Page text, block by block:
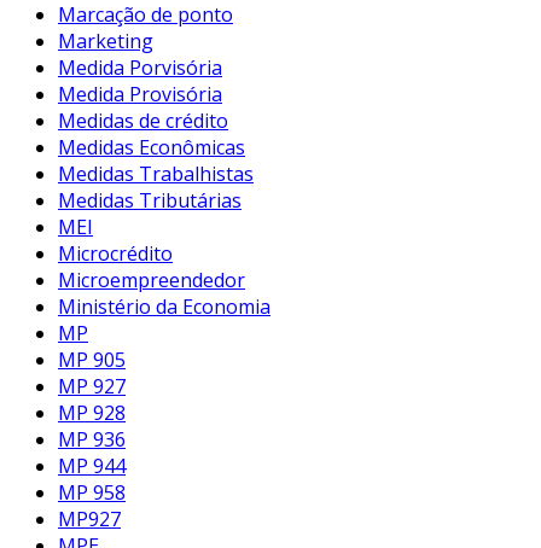
Marcação de ponto
Marketing
Medida Porvisória
Medida Provisória
Medidas de crédito
Medidas Econômicas
Medidas Trabalhistas
Medidas Tributárias
MEI
Microcrédito
Microempreendedor
Ministério da Economia
MP
MP 905
MP 927
MP 928
MP 936
MP 944
MP 958
MP927